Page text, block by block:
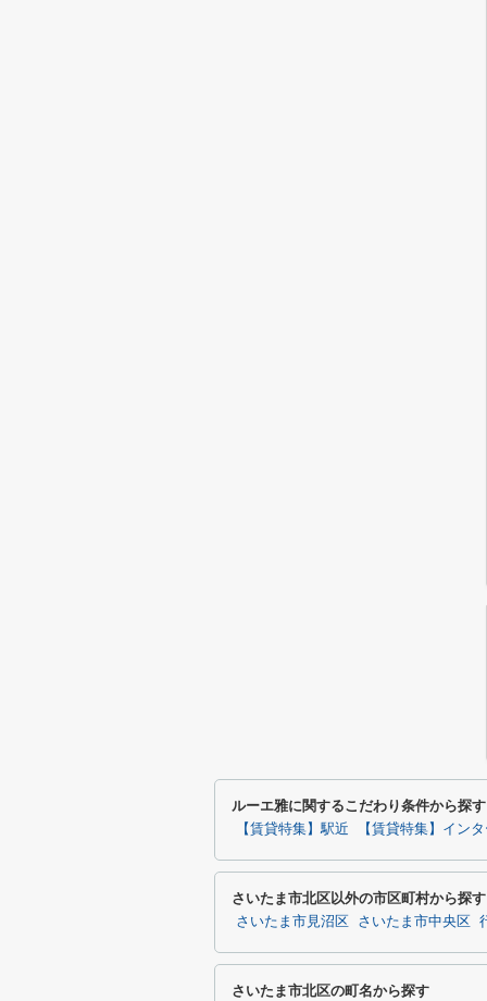
ルーエ雅に関するこだわり条件から探す
【賃貸特集】駅近 【賃貸特集】イン
さいたま市北区以外の市区町村から探す
さいたま市見沼区 さいたま市中央区
さいたま市北区の町名から探す